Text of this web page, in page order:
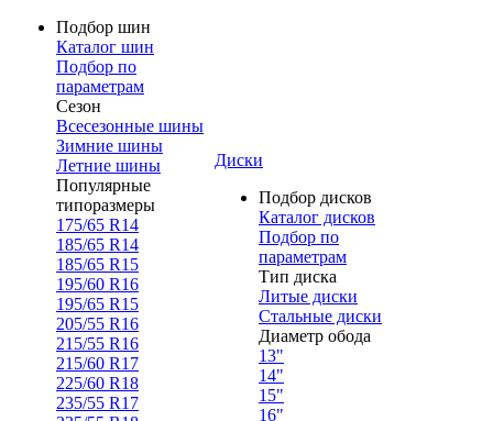
Подбор шин
Каталог шин
Подбор по
параметрам
Сезон
Всесезонные шины
Зимние шины
Летние шины
Популярные
типоразмеры
175/65 R14
185/65 R14
185/65 R15
195/60 R16
195/65 R15
205/55 R16
215/55 R16
215/60 R17
225/60 R18
235/55 R17
Диски
Подбор дисков
Каталог дисков
Подбор по
параметрам
Тип диска
Литые диски
Стальные диски
Диаметр обода
13"
14"
15"
16"